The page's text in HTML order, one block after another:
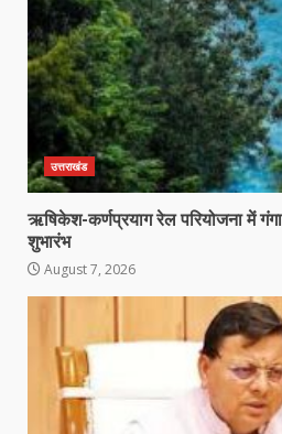
उत्तराखंड
ऋषिकेश-कर्णप्रयाग रेल परियोजना में
शुभारंभ
August 7, 2026